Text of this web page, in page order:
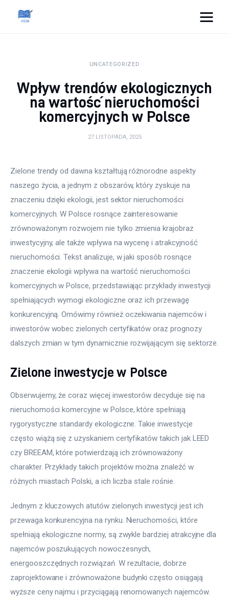
Zdrowie
Lifestyle
Więcej
UNCATEGORIZED
Wpływ trendów ekologicznych
na wartość nieruchomości
komercyjnych w Polsce
27 LISTOPADA, 2025
Zielone trendy od dawna kształtują różnorodne aspekty
naszego życia, a jednym z obszarów, który zyskuje na
znaczeniu dzięki ekologii, jest sektor nieruchomości
komercyjnych. W Polsce rosnące zainteresowanie
zrównoważonym rozwojem nie tylko zmienia krajobraz
inwestycyjny, ale także wpływa na wycenę i atrakcyjność
nieruchomości. Tekst analizuje, w jaki sposób rosnące
znaczenie ekologii wpływa na wartość nieruchomości
komercyjnych w Polsce, przedstawiając przykłady inwestycji
spełniających wymogi ekologiczne oraz ich przewagę
konkurencyjną. Omówimy również oczekiwania najemców i
inwestorów wobec zielonych certyfikatów oraz prognozy
dalszych zmian w tym dynamicznie rozwijającym się sektorze.
Zielone inwestycje w Polsce
Obserwujemy, że coraz więcej inwestorów decyduje się na
nieruchomości komercyjne w Polsce, które spełniają
rygorystyczne standardy ekologiczne. Takie inwestycje
często wiążą się z uzyskaniem certyfikatów takich jak LEED
czy BREEAM, które potwierdzają ich zrównoważony
charakter. Przykłady takich projektów można znaleźć w
różnych miastach Polski, a ich liczba stale rośnie.
Jednym z kluczowych atutów zielonych inwestycji jest ich
przewaga konkurencyjna na rynku. Nieruchomości, które
spełniają ekologiczne normy, są zwykle bardziej atrakcyjne dla
najemców poszukujących nowoczesnych,
energooszczędnych rozwiązań. W rezultacie, dobrze
zaprojektowane i zrównoważone budynki często osiągają
wyższe ceny najmu i przyciągają renomowanych najemców.